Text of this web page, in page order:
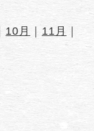
10月 ｜ 11月 ｜